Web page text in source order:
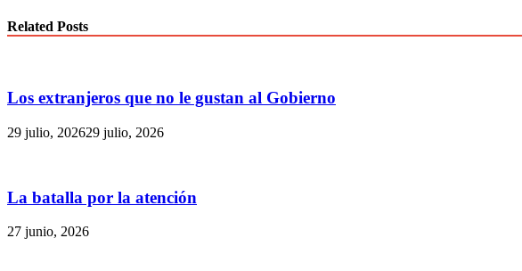
Related Posts
Los extranjeros que no le gustan al Gobierno
29 julio, 202629 julio, 2026
La batalla por la atención
27 junio, 2026